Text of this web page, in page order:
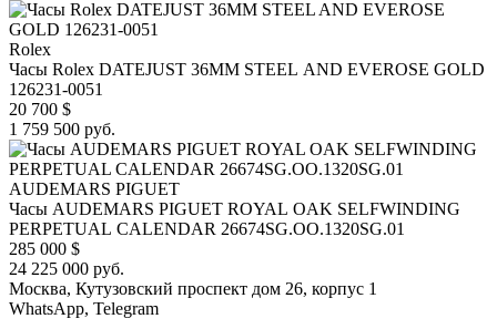
Rolex
Часы Rolex DATEJUST 36MM STEEL AND EVEROSE GOLD
126231-0051
20 700 $
1 759 500 руб.
AUDEMARS PIGUET
Часы AUDEMARS PIGUET ROYAL OAK SELFWINDING
PERPETUAL CALENDAR 26674SG.OO.1320SG.01
285 000 $
24 225 000 руб.
Москва, Кутузовский проспект дом 26, корпус 1
WhatsApp, Telegram